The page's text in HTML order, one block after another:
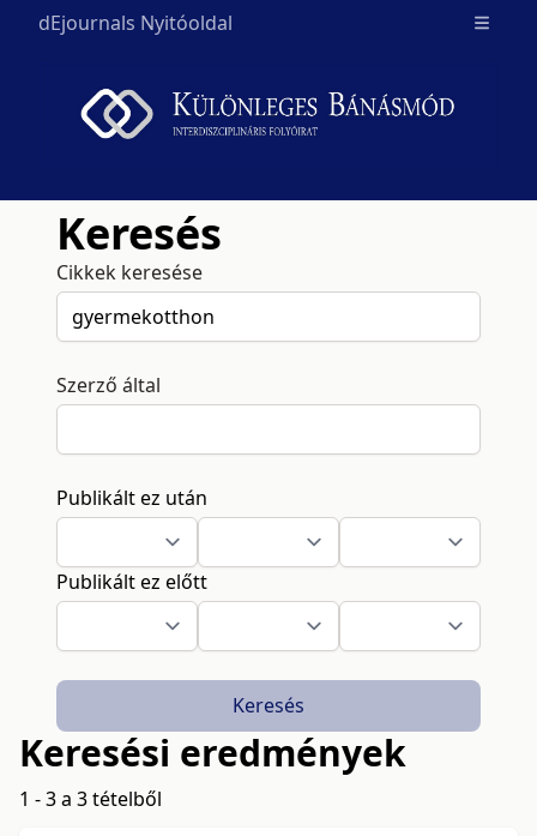
dEjournals Nyitóoldal Open
Keresés
Cikkek keresése
Szerző által
Publikált ez után
Publikált ez előtt
Keresés
Keresési eredmények
1 - 3 a 3 tételből